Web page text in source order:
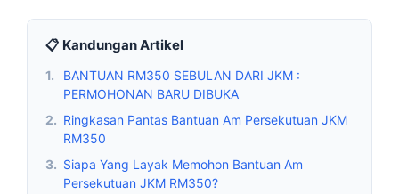
📋 Kandungan Artikel
1.
BANTUAN RM350 SEBULAN DARI JKM :
PERMOHONAN BARU DIBUKA
2. Ringkasan Pantas Bantuan Am Persekutuan JKM
RM350
3. Siapa Yang Layak Memohon Bantuan Am
Persekutuan JKM RM350?